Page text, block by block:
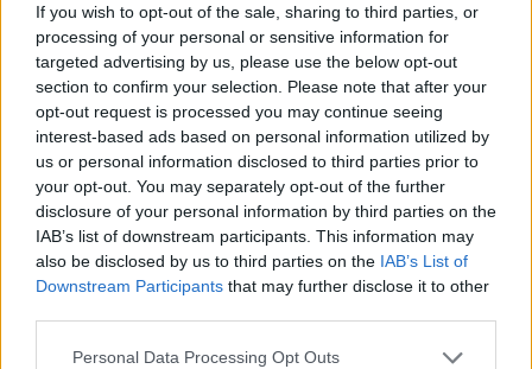
If you wish to opt-out of the sale, sharing to third parties, or
processing of your personal or sensitive information for
targeted advertising by us, please use the below opt-out
section to confirm your selection. Please note that after your
opt-out request is processed you may continue seeing
interest-based ads based on personal information utilized by
us or personal information disclosed to third parties prior to
your opt-out. You may separately opt-out of the further
disclosure of your personal information by third parties on the
IAB’s list of downstream participants. This information may
also be disclosed by us to third parties on the IAB’s List of
Downstream Participants that may further disclose it to other
Please note that this website/app uses one or more Google
Personal Data Processing Opt Outs
Nemzeti egy-egy előadása.
A MITEM díszvendége Oroszország lesz
A tavaszi Madách Nemzetközi Színházi Találkozóról
elmondta: a neve MITEM, díszvendége Oroszország
lesz, és közép-európai nemzeti színházak mellett
norvég, grúz, tatár színház is van a résztvevők között.
Rendkívül fontosnak tartja, hogy esély teremtsenek
egy rangos nemzetközi találkozóra Budapesten,